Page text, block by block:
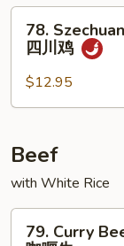
鱼
Szechuan
Chicken
川
78.
四川鸡
$12.95
Beef
with White Rice
Curry
79. Curry